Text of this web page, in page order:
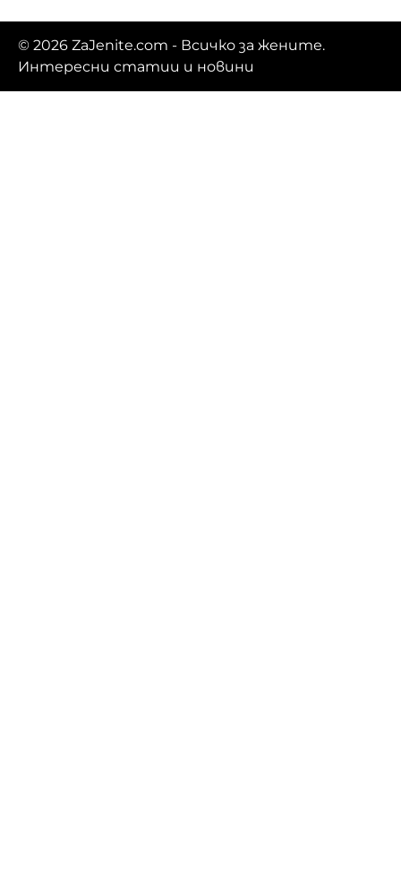
© 2026 ZaJenite.com - Всичко за жените.
Интересни статии и новини